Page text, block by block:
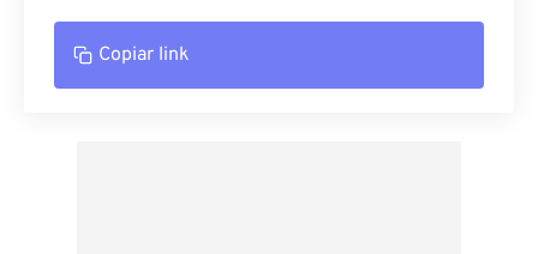
Copiar link